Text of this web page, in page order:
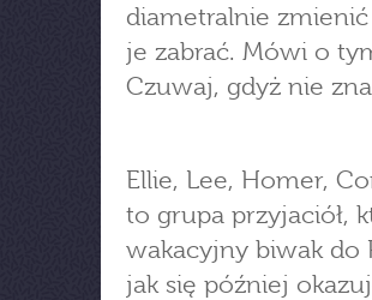
diametralnie
je zabrać. Mówi o
Czuwaj, gdyż nie
Ellie, Lee, Homer,
to grupa przyjaciół,
wakacyjny biwak do
jak się później